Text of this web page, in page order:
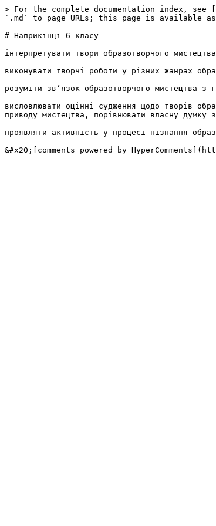
> For the complete documentation index,
`.md` to page URLs; this page is available as
# Наприкінці 6 класу
інтерпретувати твори образотворчого
виконувати творчі роботи у різних жанрах
розуміти зв’язок образотворчого мистецтва з
висловлювати оцінні судження щодо творів
приводу мистецтва, порівнювати власну
проявляти активність у процесі пізнання